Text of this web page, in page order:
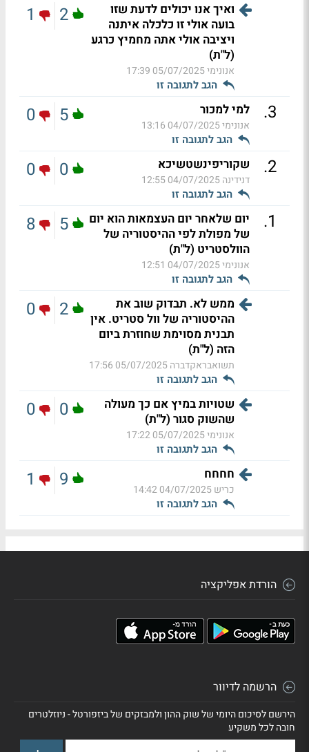
ואיך אנו יכולים לדעת שזו
בועה אולי זו כלכלה איתנה
ויציבה אולי אתה מחמיץ כרגע
(ל"ת)
אנונימי05/07/2025 17:39
הגב לתגובה זו
2
1
3
. למי למכור
אנונימי04/07/2025 13:16
הגב לתגובה זו
5
0
2
. שקוריפינשטשיכא
דנידינה04/07/2025 12:55
הגב לתגובה זו
0
0
1
.
יום שלאחר יום העצמאות הוא יום
של מפולת לפי ההיסטוריה של
הוולסטריט (ל"ת)
אנונימי04/07/2025 12:51
הגב לתגובה זו
5
8
ממש לא. תבדוק שוב את
ההיסטוריה של וול סטריט. אין
תבנית מסוימת שחוזרת ביום
הזה (ל"ת)
תשואבראקדברה05/07/2025 17:56
הגב לתגובה זו
2
0
שטויות במיץ אם כך מעולה
שהשוק סגור (ל"ת)
אנונימי05/07/2025 17:22
הגב לתגובה זו
0
0
חחחח
כריש04/07/2025 14:42
הגב לתגובה זו
9
1
הורדת אפליקציה
הרשמה לדיוור
הירשם לסיכום היומי של שוק ההון ולמבזקים של ביזפורטל - ניוזלטרים
חובה לכל משקיע